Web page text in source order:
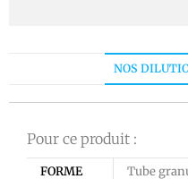
NOS
Pour ce produit :
FORME Tube